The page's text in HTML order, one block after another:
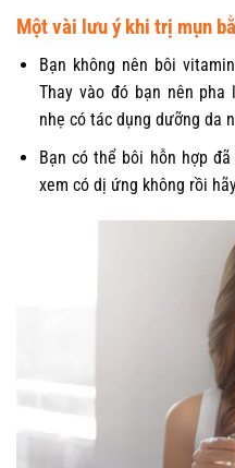
Một vài lưu ý khi trị mụn
Bạn không nên bôi
Thay vào đó bạn nên
nhẹ có tác dụng dưỡng da
Bạn có thể bôi hỗn hợp
xem có dị ứng không rồi